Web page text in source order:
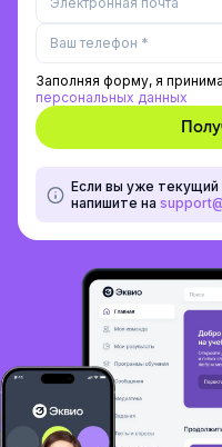
Заполняя форму, я
персональных данных
Если вы уже текущий
напишите на